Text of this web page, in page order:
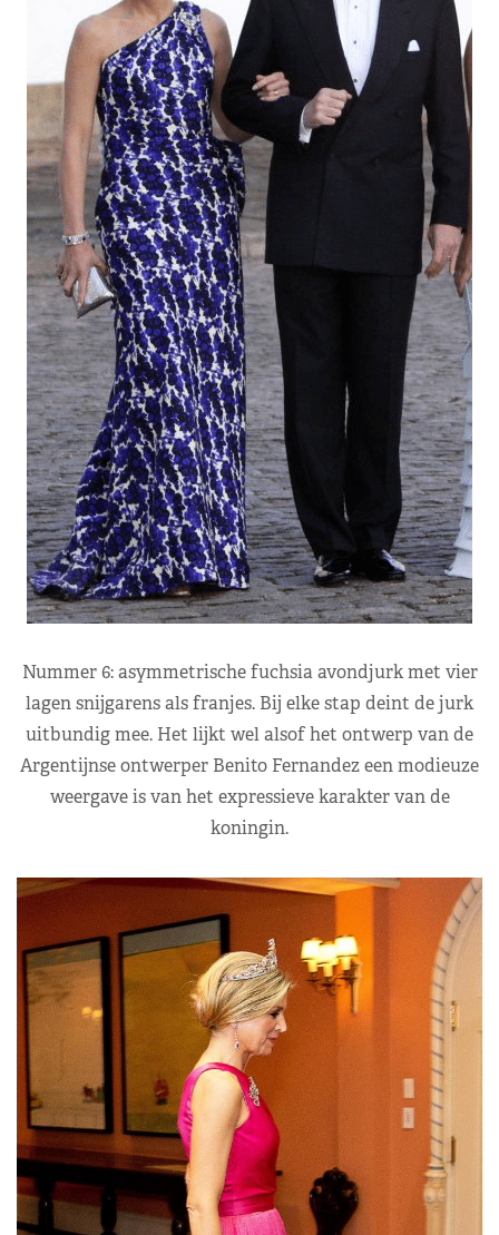
Nummer 6: asymmetrische fuchsia avondjurk met vier
lagen snijgarens als franjes. Bij elke stap deint de jurk
uitbundig mee. Het lijkt wel alsof het ontwerp van de
Argentijnse ontwerper Benito Fernandez een modieuze
weergave is van het expressieve karakter van de
koningin.